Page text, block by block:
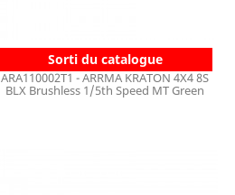
Sorti du catalogue
ARA110002T1 - ARRMA KRATON 4X4 8S
BLX Brushless 1/5th Speed MT Green